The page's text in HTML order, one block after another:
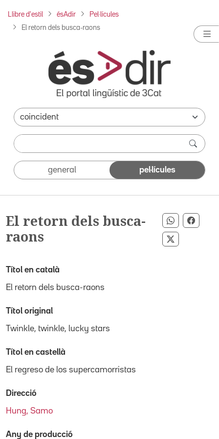
Llibre d'estil ésAdir Pel·lícules
El retorn dels busca-raons
general pel·lícules
El retorn dels busca-
raons
Compartir
Compartir
Títol en català
El retorn dels busca-raons
Títol original
Twinkle, twinkle, lucky stars
Títol en castellà
El regreso de los supercamorristas
Direcció
Hung, Samo
Any de producció